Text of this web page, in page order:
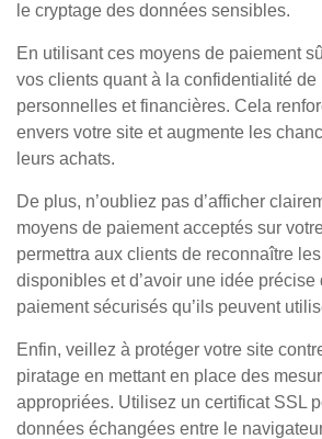
le cryptage des données sensibles.
En utilisant ces moyens de paiement
vos clients quant à la confidentialité
personnelles et financières. Cela
envers votre site et augmente les
leurs achats.
De plus, n’oubliez pas d’afficher
moyens de paiement acceptés sur
permettra aux clients de reconnaître
disponibles et d’avoir une idée précise
paiement sécurisés qu’ils peuvent
Enfin, veillez à protéger votre site
piratage en mettant en place des
appropriées. Utilisez un certificat SSL
données échangées entre le